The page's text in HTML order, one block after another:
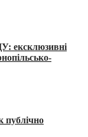
публічно